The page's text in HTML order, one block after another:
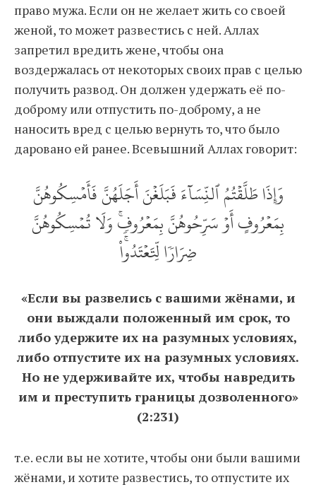
право мужа. Если он не желает жить со своей
женой, то может развестись с ней. Аллах
запретил вредить жене, чтобы она
воздержалась от некоторых своих прав с целью
получить развод. Он должен удержать её по-
доброму или отпустить по-доброму, а не
наносить вред с целью вернуть то, что было
даровано ей ранее. Всевышний Аллах говорит:
وَإِذَا طَلَّقۡتُمُ ٱلنِّسَآءَ فَبَلَغۡنَ أَجَلَهُنَّ فَأَمۡسِكُوهُنَّ
بِمَعۡرُوفٍ أَوۡ سَرِّحُوهُنَّ بِمَعۡرُوفٖۚ وَلَا تُمۡسِكُوهُنَّ
ضِرَارٗا لِّتَعۡتَدُواْۚ
«Если вы развелись с вашими жёнами, и
они выждали положенный им срок, то
либо удержите их на разумных условиях,
либо отпустите их на разумных условиях.
Но не удерживайте их, чтобы навредить
им и преступить границы дозволенного»
(2:231)
т.е. если вы не хотите, чтобы они были вашими
жёнами, и хотите развестись, то отпустите их